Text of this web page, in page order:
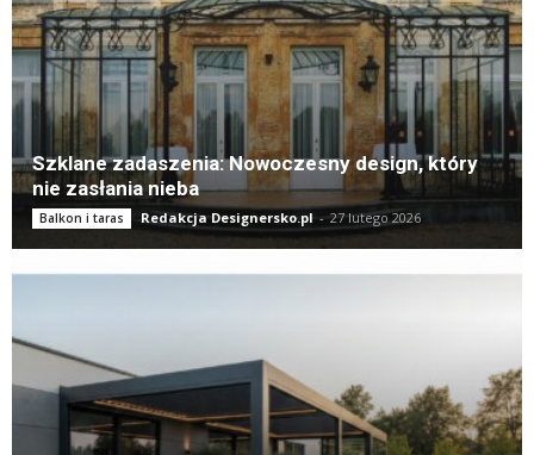
Szklane zadaszenia: Nowoczesny design, który
nie zasłania nieba
Balkon i taras Redakcja Designersko.pl - 27 lutego 2026